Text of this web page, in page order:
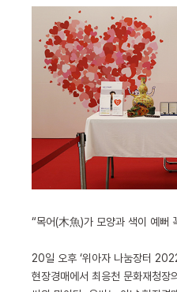
“목어(木魚)가 모양과 색이 예뻐
20일 오후 ‘위아자 나눔장터
현장경매에서 최응천 문화재청